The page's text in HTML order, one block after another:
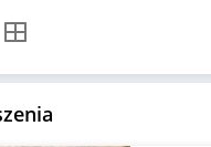
Widok siatki